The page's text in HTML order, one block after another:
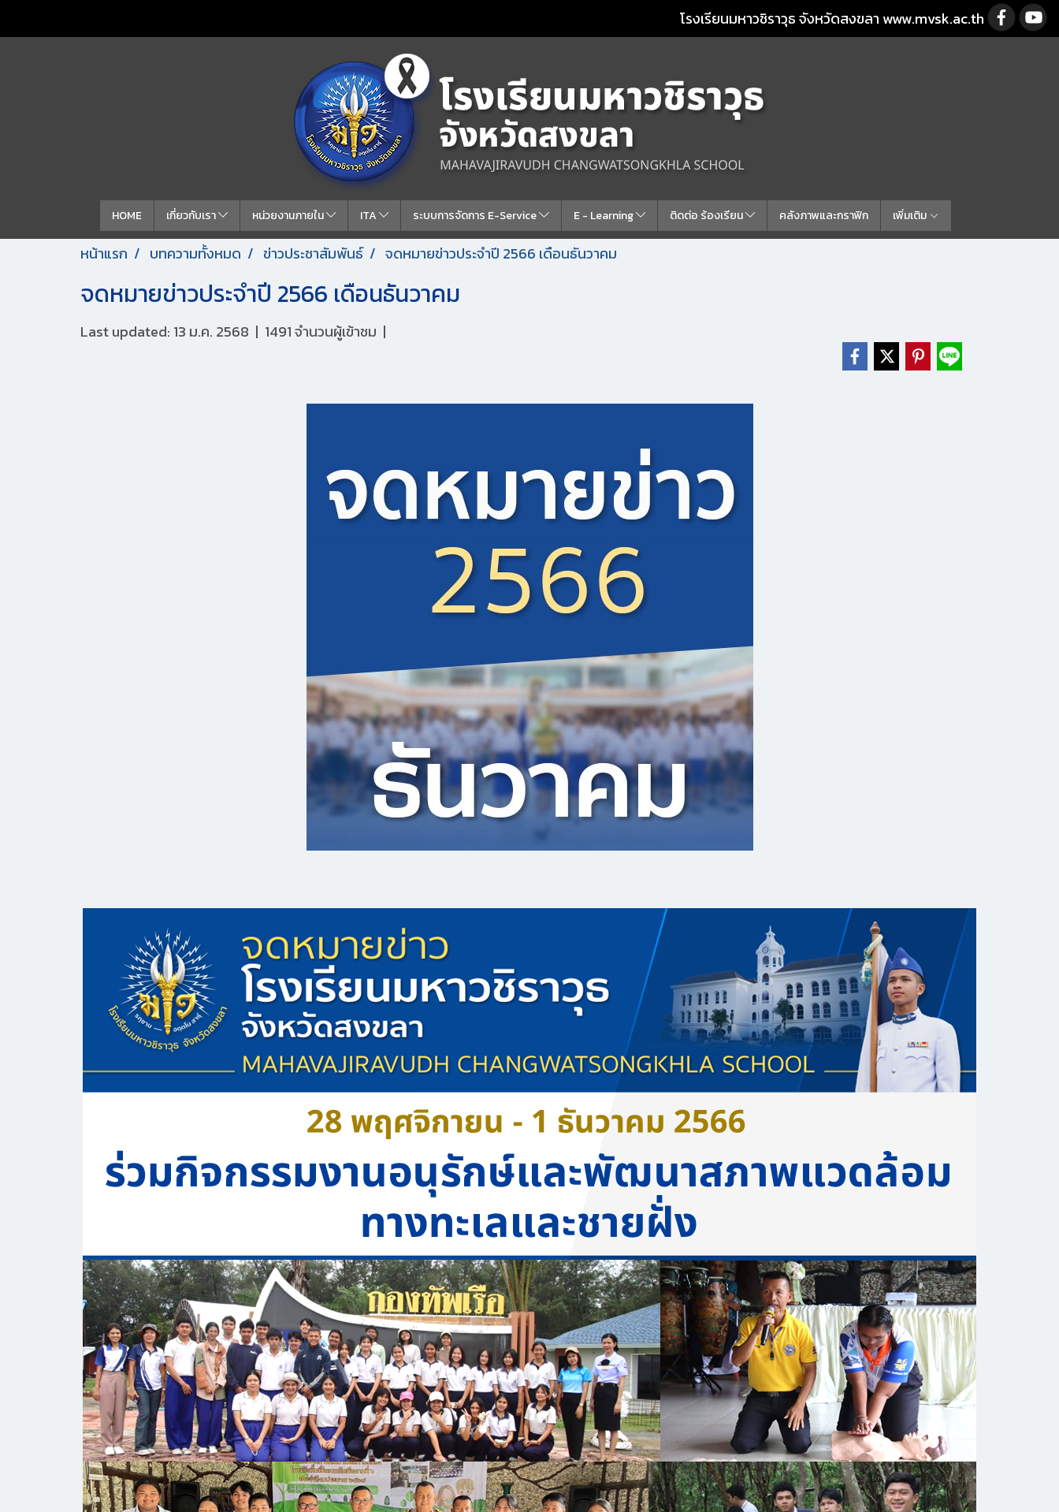
โรงเรียนมหาวชิราวุธ จังหวัดสงขลา www.mvsk.ac.th
HOME เกี่ยวกับเรา หน่วยงานภายใน ITA ระบบการจัดการ E-Service E - Learning ติดต่อ ร้องเรียน คลังภาพและกราฟิก เพิ่มเติม
หน้าแรก บทความทั้งหมด ข่าวประชาสัมพันธ์ จดหมายข่าวประจำปี 2566 เดือนธันวาคม
จดหมายข่าวประจำปี 2566 เดือนธันวาคม
Last updated: 13 ม.ค. 2568 | 1491 จำนวนผู้เข้าชม |